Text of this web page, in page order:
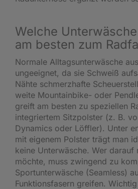
Welche
am besten zum
Normale Alltagsunterwäsche
ungeeignet, da sie Schweiß
Nähte schmerzhafte
weite Mountainbike- oder
greift am besten zu speziellen
integriertem Sitzpolster (z. B.
Dynamics oder Löffler). Unter
mit eigenem Polster trägt man
keine Unterwäsche. Wer darauf
möchte, muss zwingend zu
Sportunterwäsche (Seamless)
Funktionsfasern greifen.